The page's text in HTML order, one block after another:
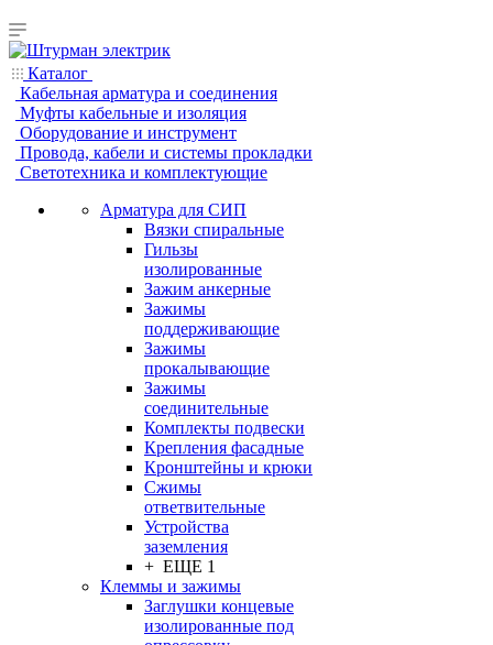
Каталог
Кабельная арматура и соединения
Муфты кабельные и изоляция
Оборудование и инструмент
Провода, кабели и системы прокладки
Светотехника и комплектующие
Арматура для СИП
Вязки спиральные
Гильзы
изолированные
Зажим анкерные
Зажимы
поддерживающие
Зажимы
прокалывающие
Зажимы
соединительные
Комплекты подвески
Крепления фасадные
Кронштейны и крюки
Сжимы
ответвительные
Устройства
заземления
+ ЕЩЕ 1
Клеммы и зажимы
Заглушки концевые
изолированные под